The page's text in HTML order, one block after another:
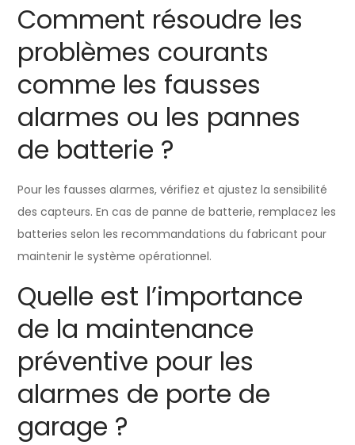
Comment résoudre les
problèmes courants
comme les fausses
alarmes ou les pannes
de batterie ?
Pour les fausses alarmes, vérifiez et ajustez la sensibilité
des capteurs. En cas de panne de batterie, remplacez les
batteries selon les recommandations du fabricant pour
maintenir le système opérationnel.
Quelle est l’importance
de la maintenance
préventive pour les
alarmes de porte de
garage ?